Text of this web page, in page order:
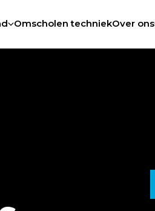
Omscholen techniekOver ons